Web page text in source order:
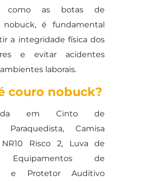
como as botas de
nobuck, é fundamental
a integridade física dos
e evitar acidentes
laborais.
couro nobuck?
em Cinto de
Paraquedista, Camisa
NR10 Risco 2, Luva de
Equipamentos de
e Protetor Auditivo